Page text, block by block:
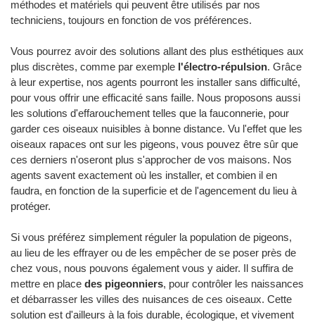
méthodes et matériels qui peuvent être utilisés par nos
techniciens, toujours en fonction de vos préférences.
Vous pourrez avoir des solutions allant des plus esthétiques aux
plus discrètes, comme par exemple l'électro-répulsion. Grâce
à leur expertise, nos agents pourront les installer sans difficulté,
pour vous offrir une efficacité sans faille. Nous proposons aussi
les solutions d'effarouchement telles que la fauconnerie, pour
garder ces oiseaux nuisibles à bonne distance. Vu l'effet que les
oiseaux rapaces ont sur les pigeons, vous pouvez être sûr que
ces derniers n'oseront plus s'approcher de vos maisons. Nos
agents savent exactement où les installer, et combien il en
faudra, en fonction de la superficie et de l'agencement du lieu à
protéger.
Si vous préférez simplement réguler la population de pigeons,
au lieu de les effrayer ou de les empêcher de se poser près de
chez vous, nous pouvons également vous y aider. Il suffira de
mettre en place des pigeonniers, pour contrôler les naissances
et débarrasser les villes des nuisances de ces oiseaux. Cette
solution est d'ailleurs à la fois durable, écologique, et vivement